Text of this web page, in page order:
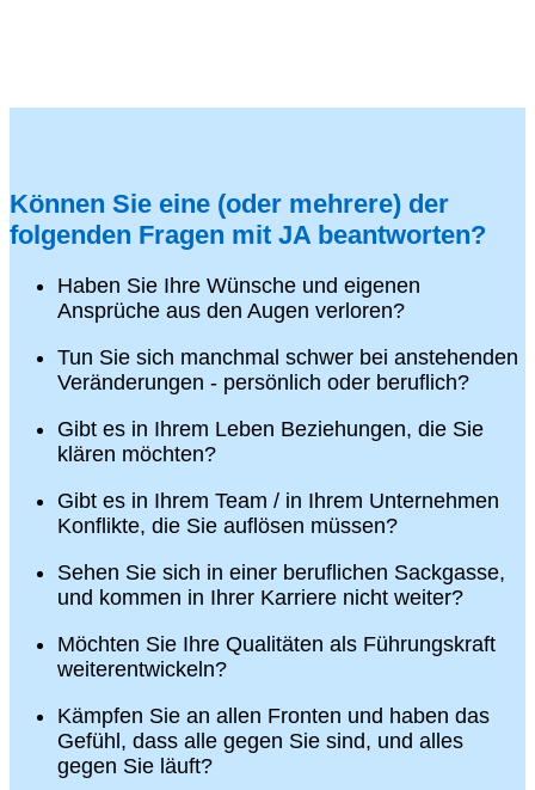
Können Sie eine (oder mehrere) der
folgenden Fragen mit JA beantworten?
Haben Sie Ihre Wünsche und eigenen
Ansprüche aus den Augen verloren?
Tun Sie sich manchmal schwer bei anstehenden
Veränderungen - persönlich oder beruflich?
Gibt es in Ihrem Leben Beziehungen, die Sie
klären möchten?
Gibt es in Ihrem Team / in Ihrem Unternehmen
Konflikte, die Sie auflösen müssen?
Sehen Sie sich in einer beruflichen Sackgasse,
und kommen in Ihrer Karriere nicht weiter?
Möchten Sie Ihre Qualitäten als Führungskraft
weiterentwickeln?
Kämpfen Sie an allen Fronten und haben das
Gefühl, dass alle gegen Sie sind, und alles
gegen Sie läuft?